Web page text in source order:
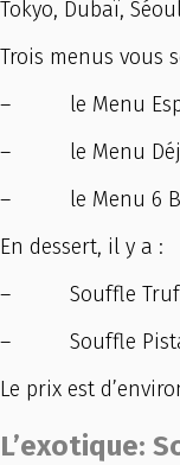
Tokyo, Dubaï,
Trois menus vous
– le Menu
– le Menu
– le Menu 6
En dessert, il y a :
– Souffle Truffe
– Souffle
Le prix est
L’exotique: